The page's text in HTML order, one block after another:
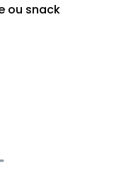
ou snack